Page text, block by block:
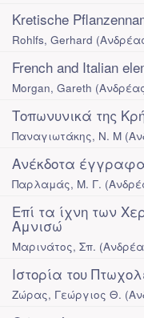
Kretische
Rohlfs, Gerhard (
French and Italian
Morgan, Gareth (
Τοπωνυνικά της
Παναγιωτάκης, Ν. Μ (
Ανέκδοτα
Παρλαμάς, Μ. Γ. (
Επί τα ίχνη των
Αμνισώ
Μαρινάτος, Σπ. (
Ιστορία του
Ζώρας, Γεώργιος Θ. (